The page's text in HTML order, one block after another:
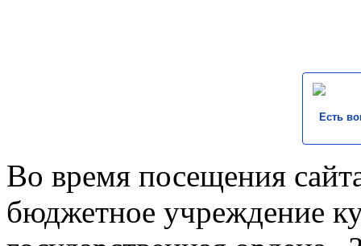
Есть
Во время посещения
бюджетное учреждение